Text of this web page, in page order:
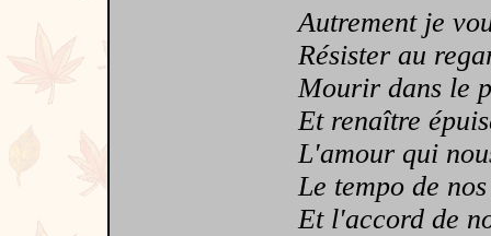
Autrement je
Résister au
Mourir dans le
Et renaître
L'amour qui nous
Le tempo de nos
Et l'accord de